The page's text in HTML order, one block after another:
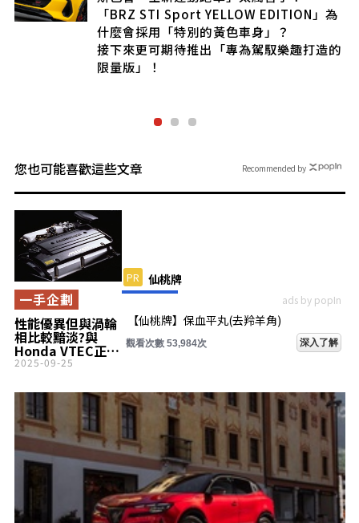
斯巴魯「新型station wagon」受到關
注！ 全長4.8m車身搭載「380馬力高性能
4WD系統」！ 約410萬日圓即可購入的
「Legacy Outback後繼車!?」新型
您也可能喜歡這些文章
性能優異但與渦輪
相比較黯淡?與
Honda VTEC正面
對決的三菱MIVEC
一手企劃
2025-09-25
PR 仙桃牌
ads by popIn
【仙桃牌】保血平丸(去羚羊角)
觀看次數 53,984次 深入了解
Recommended by